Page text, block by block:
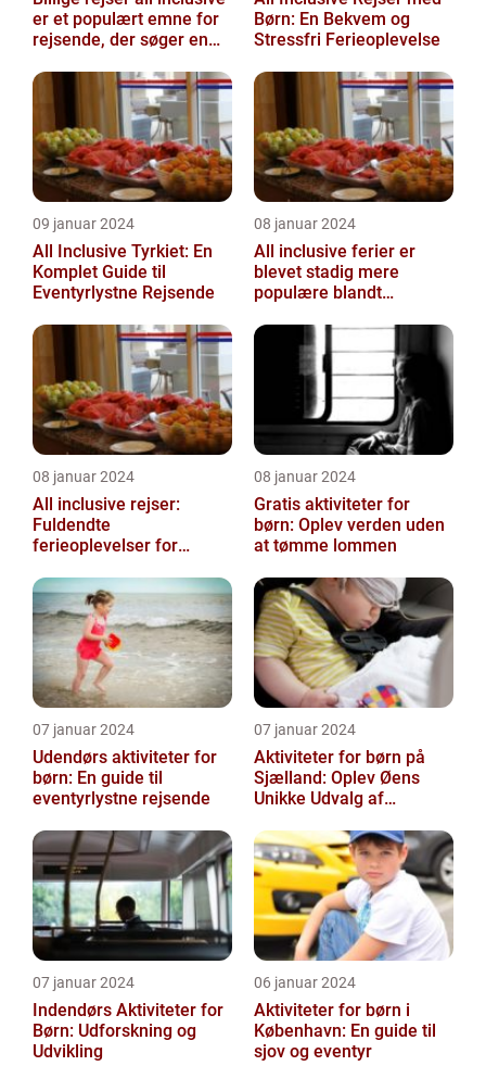
er et populært emne for
rejsende, der søger en
fer...
Børn: En Bekvem og
Stressfri Ferieoplevelse
09 januar 2024
All Inclusive Tyrkiet: En
Komplet Guide til
Eventyrlystne Rejsende
08 januar 2024
All inclusive ferier er
blevet stadig mere
populære blandt
nyde en bekymring...
08 januar 2024
All inclusive rejser:
Fuldendte
ferieoplevelser for
eventyrlystne
08 januar 2024
Gratis aktiviteter for
børn: Oplev verden uden
at tømme lommen
07 januar 2024
Udendørs aktiviteter for
børn: En guide til
eventyrlystne rejsende
07 januar 2024
Aktiviteter for børn på
Sjælland: Oplev Øens
Unikke Udvalg af
07 januar 2024
Indendørs Aktiviteter for
Børn: Udforskning og
Udvikling
06 januar 2024
Aktiviteter for børn i
København: En guide til
sjov og eventyr